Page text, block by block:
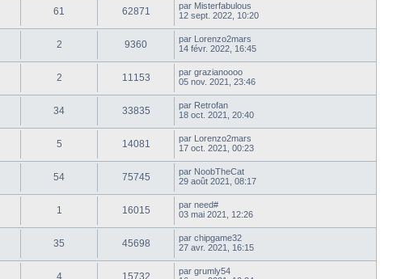
61 62871 par Misterfabulous
12 sept. 2022, 10:20
2 9360 par Lorenzo2mars
14 févr. 2022, 16:45
2 11153 par grazianoooo
05 nov. 2021, 23:46
34 33835 par Retrofan
18 oct. 2021, 20:40
5 14081 par Lorenzo2mars
17 oct. 2021, 00:23
54 75745 par NoobTheCat
29 août 2021, 08:17
1 16015 par need#
03 mai 2021, 12:26
35 45698 par chipgame32
27 avr. 2021, 16:15
4 15732 par grumly54